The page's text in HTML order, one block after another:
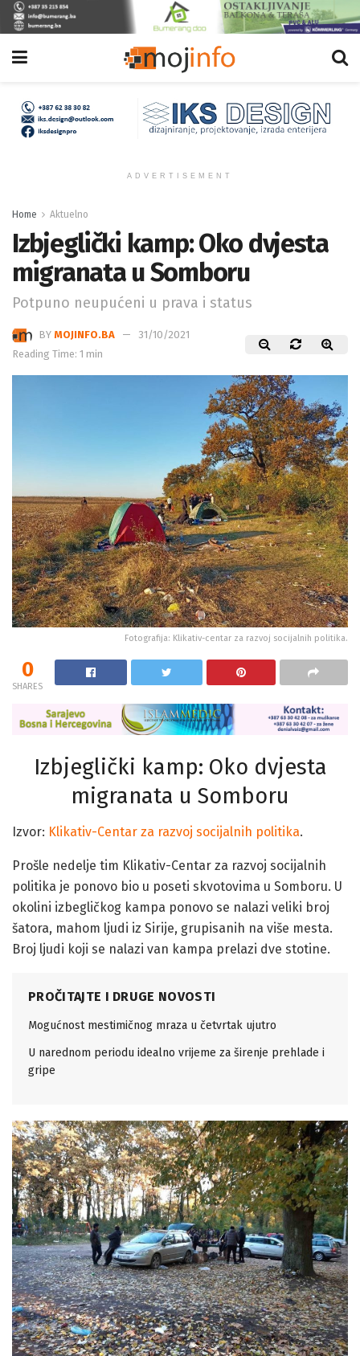
ADVERTISEMENT
Home Aktuelno
Izbjeglički kamp: Oko dvjesta
migranata u Somboru
Potpuno neupućeni u prava i status
BY MOJINFO.BA
31/10/2021
Reading Time: 1 min
Fotografija: Klikativ-centar za razvoj socijalnih politika.
0
SHARES
Izbjeglički kamp: Oko dvjesta
migranata u Somboru
Izvor: Klikativ-Centar za razvoj socijalnih politika.
Prošle nedelje tim Klikativ-Centar za razvoj socijalnih
politika je ponovo bio u poseti skvotovima u Somboru. U
okolini izbegličkog kampa ponovo se nalazi veliki broj
šatora, mahom ljudi iz Sirije, grupisanih na više mesta.
Broj ljudi koji se nalazi van kampa prelazi dve stotine.
PROČITAJTE I DRUGE NOVOSTI
Mogućnost mestimičnog mraza u četvrtak ujutro
U narednom periodu idealno vrijeme za širenje prehlade i
gripe